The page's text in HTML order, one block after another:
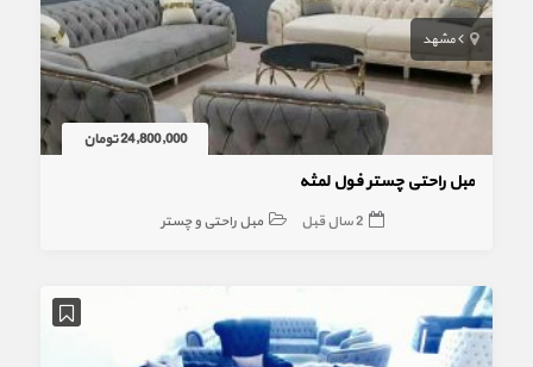
مشهد
24,800,000 تومان
مبل راحتی چستر فول لمثه
2 سال قبل مبل راحتی و چستر